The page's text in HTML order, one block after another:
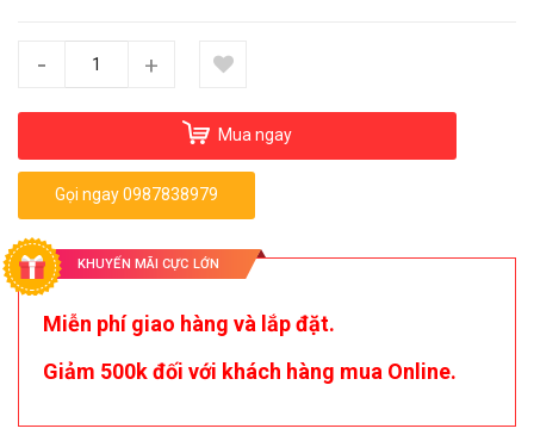
- +
Mua ngay
Gọi ngay 0987838979
KHUYẾN MÃI CỰC LỚN
Miễn phí giao hàng và lắp đặt.
Giảm 500k đối với khách hàng mua Online.